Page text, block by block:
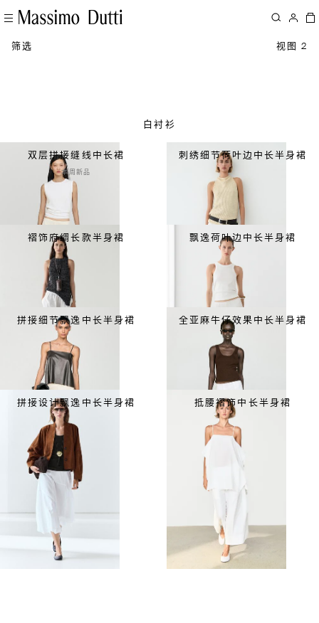
筛选 视图 2
白衬衫
双层拼接缝线中长裙
本周新品
刺绣细节荷叶边中长半身裙
褶饰府绸长款半身裙 飘逸荷叶边中长半身裙
拼接细节飘逸中长半身裙 全亚麻牛仔效果中长半身裙
拼接设计飘逸中长半身裙 抵腰褶饰中长半身裙